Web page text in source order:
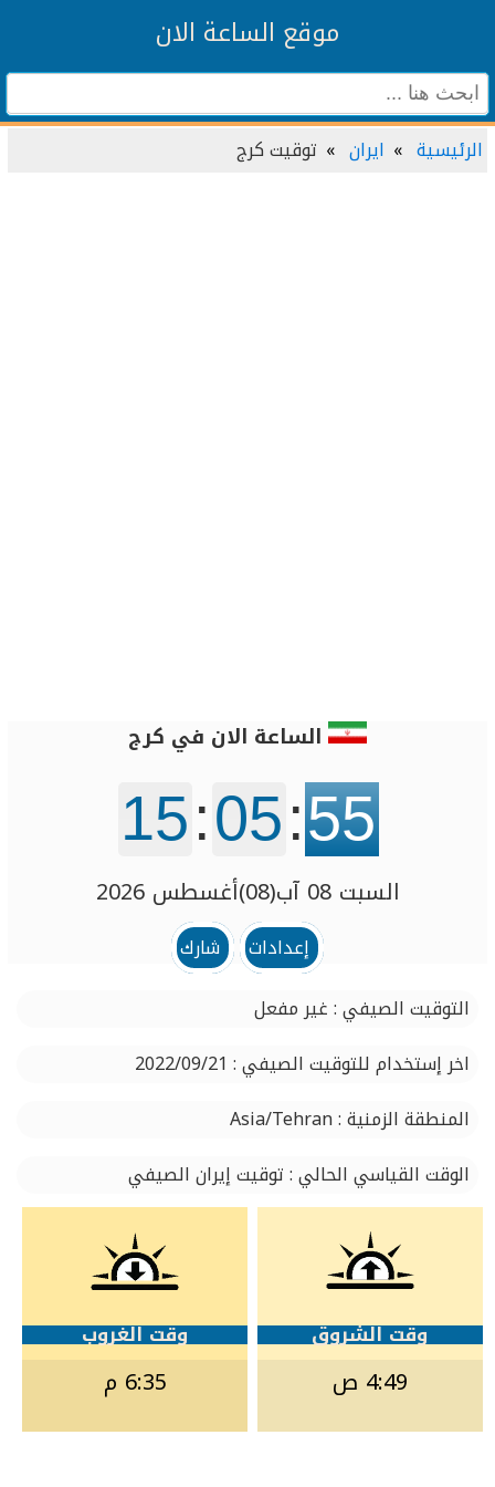
موقع الساعة الان
الرئيسية ايران توقيت كرج
الساعة الان في كرج
15:05:55
السبت 08 آب(08)أغسطس 2026
إعدادات
شارك
التوقيت الصيفي : غير مفعل
اخر إستخدام للتوقيت الصيفي : 2022/09/21
المنطقة الزمنية : Asia/Tehran
الوقت القياسي الحالي : توقيت إيران الصيفي
وقت الشروق
4:49 ص
وقت الغروب
6:35 م